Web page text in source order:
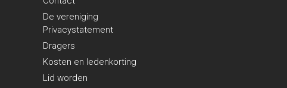
De vereniging
Privacystatement
Dragers
Kosten en ledenkorting
Lid worden